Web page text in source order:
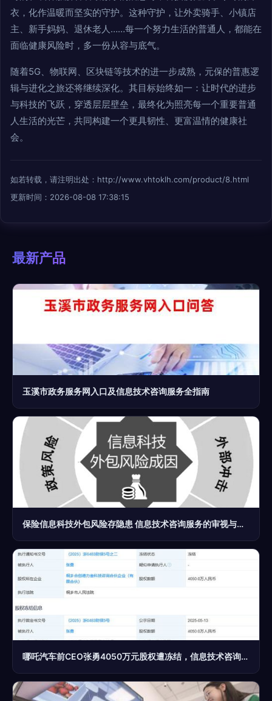
衣，化作温暖而坚实的守护。这种守护，让外卖骑手、小镇店
主、新手妈妈、退休老人……每一个努力生活的普通人，都能在
面临健康风险时，多一份从容与底气。
随着5G、物联网、区块链等技术的进一步成熟，元保的普惠逻
辑与进化之旅还将继续深化。其目标始终如一：让时代的进步
与科技的飞跃，穿透层层壁垒，最终化为照亮每一个重要普通
人生活的光芒，共同构建一个更具韧性、更富温情的健康社
会。
如若转载，请注明出处：http://www.vhtoklh.com/product/8.html
更新时间：2026-08-08 17:38:15
最新产品
玉溪市政务服务网入口及信息技术咨询服务全指南
保险信息科技外包风险存隐患 信息技术咨询服务的审视与应对
哪吒汽车前CEO张勇4050万元股权遭冻结，信息技术咨询服务引关注